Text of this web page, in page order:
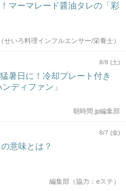
マーマレード醤油タレの「彩
せいろ料理インフルエンサー/栄養士）
8/8 (土)
暑日に！冷却プレート付き
ディファン」
朝時間.jp編集部
8/7 (金)
意味とは？
編集部（協力：eステ）